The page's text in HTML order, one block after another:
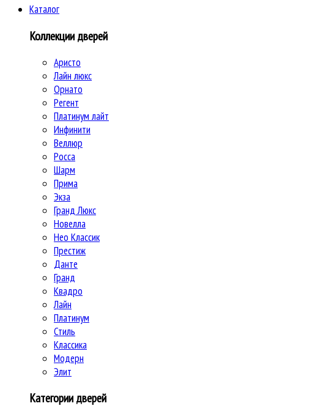
Каталог
Коллекции дверей
Аристо
Лайн люкс
Орнато
Регент
Платинум лайт
Инфинити
Веллюр
Росса
Шарм
Прима
Экза
Гранд Люкс
Новелла
Нео Классик
Престиж
Данте
Гранд
Квадро
Лайн
Платинум
Стиль
Классика
Модерн
Элит
Категории дверей